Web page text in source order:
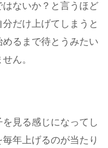
ないか？と言うほど
だけ上げてしまうと
るまで待とうみたい
ん。
見る感じになってし
年上げるのが当たり